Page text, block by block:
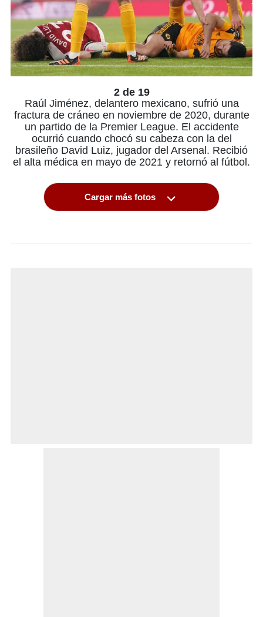
2 de 19
Raúl Jiménez, delantero mexicano, sufrió una
fractura de cráneo en noviembre de 2020, durante
un partido de la Premier League. El accidente
ocurrió cuando chocó su cabeza con la del
brasileño David Luiz, jugador del Arsenal. Recibió
el alta médica en mayo de 2021 y retornó al fútbol.
Cargar más fotos